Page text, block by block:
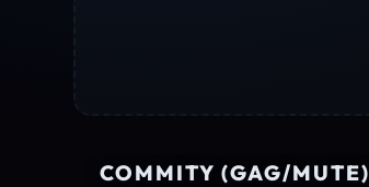
COMMITY (GAG/MUTE)